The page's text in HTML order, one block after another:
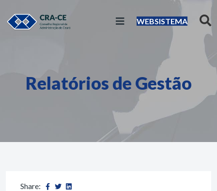
WEBSISTEMA
Relatórios de Gestão
Share: